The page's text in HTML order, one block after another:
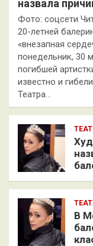
назвала
Фото: соцсети
20-летней
«внезапная
понедельник, 30
погибшей
известно и
Театра…
В